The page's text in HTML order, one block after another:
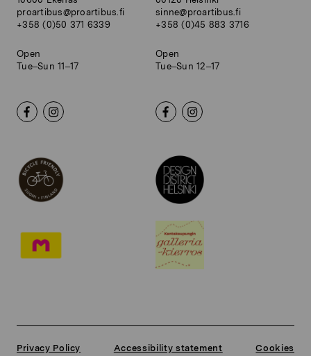
proartibus@proartibus.fi
+358 (0)50 371 6339
Open
Tue–Sun 11–17
sinne@proartibus.fi
+358 (0)45 883 3716
Open
Tue–Sun 12–17
Privacy Policy Accessibility statement Cookies